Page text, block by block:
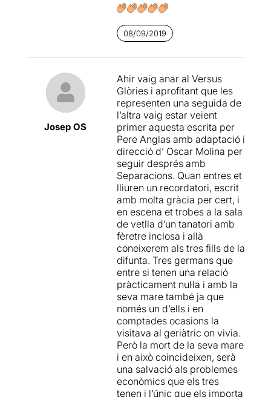
(vegeu la nostra
també tractava del tema de
la relació pares i fills i dels
curiosament, coincidia que
d'ells era homosexual i
pintor de quadres ... i també
apareix la figura del
cuidador, encara que en
aquest cas, amb un caire
molt diferent. A més a més,
encara que les dramatúrgies
són de diferent autoria,
direcció dels dos
espectacles és d'Óscar
Molina.
El dramaturg, actor,
guionista i director teatral
Pere Anglas, del que hem
vist recentment l'adaptació
de "Separacions" en
aquesta mateixa sala (vegeu
la nostraressenya), ha
escrit aquest text, que és
una comèdia d'humor
negreque planteja
qüestions com ...
L'acció es desenvolupa a la
sala de vetlles d'un
08/09/2019
Josep OS
Ahir vaig anar al Versus
Glòries i aprofitant que les
representen una seguida de
l’altra vaig estar veient
primer aquesta escrita per
Pere Anglas amb adaptació i
direcció d’ Oscar Molina per
seguir després amb
Separacions. Quan entres et
lliuren un recordatori, escrit
amb molta gràcia per cert, i
en escena et trobes a la sala
de vetlla d’un tanatori amb
fèretre inclosa i allà
coneixerem als tres fills de la
difunta. Tres germans que
entre si tenen una relació
pràcticament nul·la i amb la
seva mare també ja que
només un d’ells i en
comptades ocasions la
visitava al geriàtric on vivia.
Però la mort de la seva mare
i en això coincideixen, serà
una salvació als problemes
econòmics que els tres
tenen i l’únic que els importa